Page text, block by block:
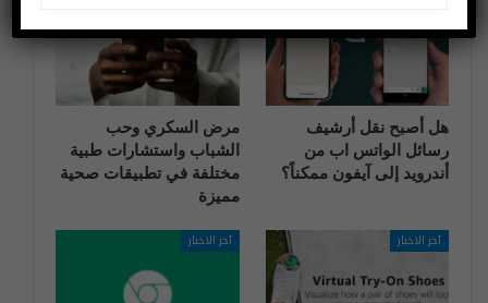
هل أصبح نقل أرشيف
رسائل الواتس اب من
أندرويد إلى آيفون ممكناً؟
مرض السكري وحب
الشباب واستشارات طبية
مختلفة في تطبيقات صحية
مميزة
آخر الاخبار آخر الاخبار